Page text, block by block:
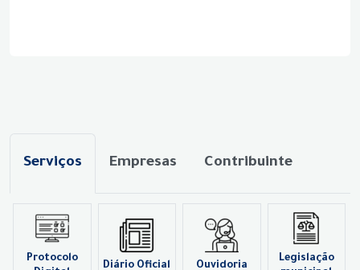
Serviços Empresas Contribuinte
Protocolo
Diário Oficial Ouvidoria
Legislação